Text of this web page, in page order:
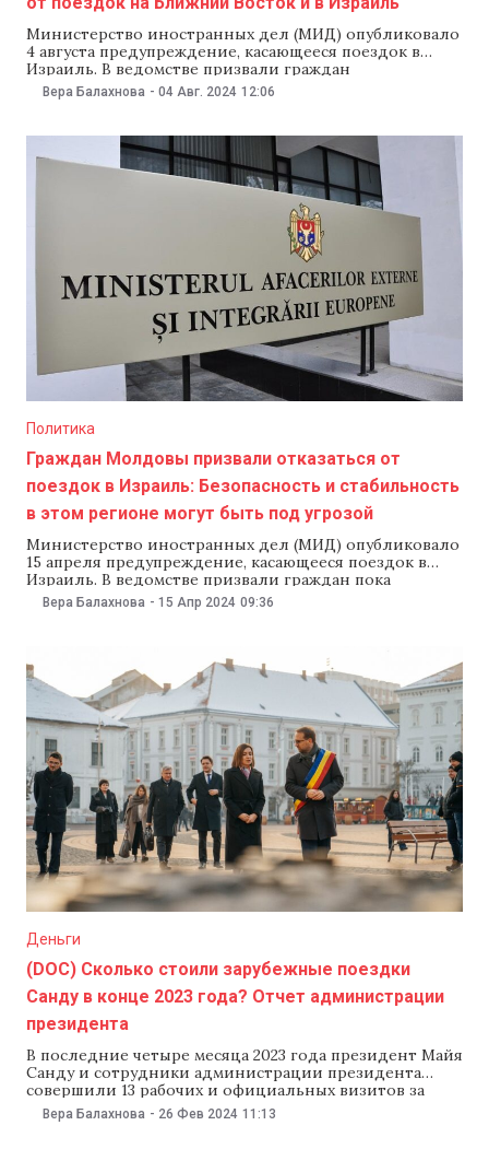
Министерство иностранных дел (МИД) опубликовало
4 августа предупреждение, касающееся поездок в
Израиль. В ведомстве призвали граждан
воздержаться пока от путешествий на Ближний
Восток из-за «обострения ситуации с безопасностью и
«Обращаем ваше внимание на то, что сейчас есть
повышенный риск эскалации конфликта в контексте
чрезвычайного и военного
Вера Балахнова - 04 Авг. 2024 12:06
Политика
Граждан Молдовы призвали отказаться от
поездок в Израиль: Безопасность и стабильность
в этом регионе могут быть под угрозой
Министерство иностранных дел (МИД) опубликовало
15 апреля предупреждение, касающееся поездок в
Израиль. В ведомстве призвали граждан пока
воздержаться от путешествий на Ближний Восток из-
за «обострения ситуации с безопасностью». «МИД
Безопасность и стабильность в этом регионе могут
быть
Вера Балахнова - 15 Апр 2024 09:36
Деньги
(DOC) Сколько стоили зарубежные поездки
Санду в конце 2023 года? Отчет администрации
президента
В последние четыре месяца 2023 года президент Майя
Санду и сотрудники администрации президента
совершили 13 рабочих и официальных визитов за
границу. Согласно отчету администрации главы
государства, их общая стоимость — почти 179 тыс.
Вера Балахнова - 26 Фев 2024 11:13